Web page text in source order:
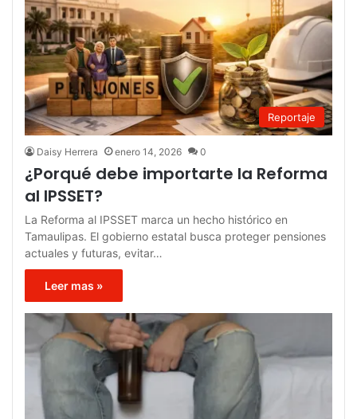
Reportaje
Daisy Herrera enero 14, 2026 0
¿Porqué debe importarte la Reforma
al IPSSET?
La Reforma al IPSSET marca un hecho histórico en
Tamaulipas. El gobierno estatal busca proteger pensiones
actuales y futuras, evitar…
Leer mas »